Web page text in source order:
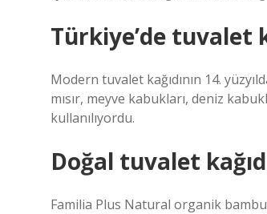
Türkiye’de tuvalet
Modern tuvalet kağıdının 14.
mısır, meyve kabukları, deniz
kullanılıyordu.
Doğal tuvalet
Familia Plus Natural organik